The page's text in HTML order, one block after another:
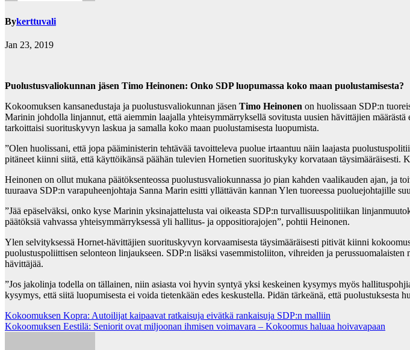
Bykerttuvali
Jan 23, 2019
Puolustusvaliokunnan jäsen Timo Heinonen: Onko SDP luopumassa koko maan puolustamisesta?
Kokoomuksen kansanedustaja ja puolustusvaliokunnan jäsen Timo Heinonen on huolissaan SDP:n
Marinin johdolla linjannut, että aiemmin laajalla yhteisymmärryksellä sovitusta uusien hävittäjien
tarkoittaisi suorituskyvyn laskua ja samalla koko maan puolustamisesta luopumista.
”Olen huolissani, että jopa pääministerin tehtävää tavoitteleva puolue irtaantuu näin laajasta
pitäneet kiinni siitä, että käyttöikänsä päähän tulevien Hornetien suorituskyky korvataan
Heinonen on ollut mukana päätöksenteossa puolustusvaliokunnassa jo pian kahden vaalikauden ajan, ja
tuuraava SDP:n varapuheenjohtaja Sanna Marin esitti yllättävän kannan Ylen tuoreessa puoluejohtajille
”Jää epäselväksi, onko kyse Marinin yksinajattelusta vai oikeasta SDP:n turvallisuuspolitiikan
päätöksiä vahvassa yhteisymmärryksessä yli hallitus- ja oppositiorajojen”, pohtii Heinonen.
Ylen selvityksessä Hornet-hävittäjien suorituskyvyn korvaamisesta täysimääräisesti pitivät kiinni
puolustuspoliittisen selonteon linjaukseen. SDP:n lisäksi vasemmistoliiton, vihreiden ja
hävittäjää.
”Jos jakolinja todella on tällainen, niin asiasta voi hyvin syntyä yksi keskeinen kysymys myös
kysymys, että siitä luopumisesta ei voida tietenkään edes keskustella. Pidän tärkeänä, että puolustuksesta
Post
navigation
Kokoomuksen Kopra: Autoilijat kaipaavat ratkaisuja eivätkä rankaisuja SDP:n malliin
Kokoomuksen Eestilä: Seniorit ovat miljoonan ihmisen voimavara – Kokoomus haluaa hoivavapaan